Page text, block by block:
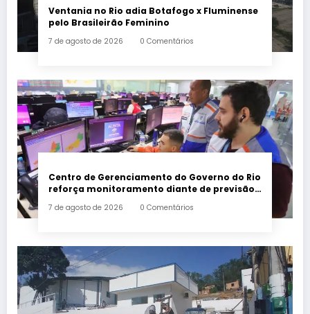
Ventania no Rio adia Botafogo x Fluminense
pelo Brasileirão Feminino
7 de agosto de 2026 0 Comentários
Centro de Gerenciamento do Governo do Rio
reforça monitoramento diante de previsão
7 de agosto de 2026 0 Comentários